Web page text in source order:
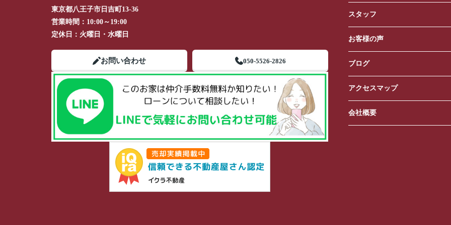
東京都八王子市日吉町13-36
営業時間： 10:00～19:00
定休日： 火曜日・水曜日
お問い合わせ 050-5526-2826
スタッフ
お客様の声
ブログ
アクセスマップ
会社概要